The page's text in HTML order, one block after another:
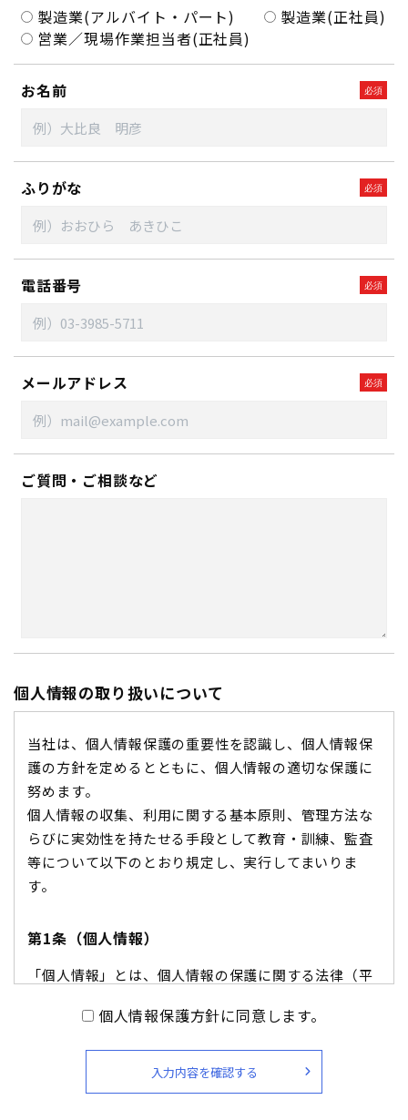
製造業(アルバイト・パート)
製造業(正社員)
営業／現場作業担当者(正社員)
お名前
ふりがな
電話番号
メールアドレス
ご質問・ご相談など
個人情報の取り扱いについて
当社は、個人情報保護の重要性を認識し、個人情報保
護の方針を定めるとともに、個人情報の適切な保護に
努めます。
個人情報の収集、利用に関する基本原則、管理方法な
らびに実効性を持たせる手段として教育・訓練、監査
等について以下のとおり規定し、実行してまいりま
す。
第1条（個人情報）
「個人情報」とは、個人情報の保護に関する法律（平
す。）にいう「個人情報」を指し、生存する個人に関
する情報であって、当該情報に含まれる氏名、生年月
日その他の記述等により特定の個人を識別できるもの
又は個人識別符号が含まれるものを指します。
個人情報保護方針に同意します。
入力内容を確認する